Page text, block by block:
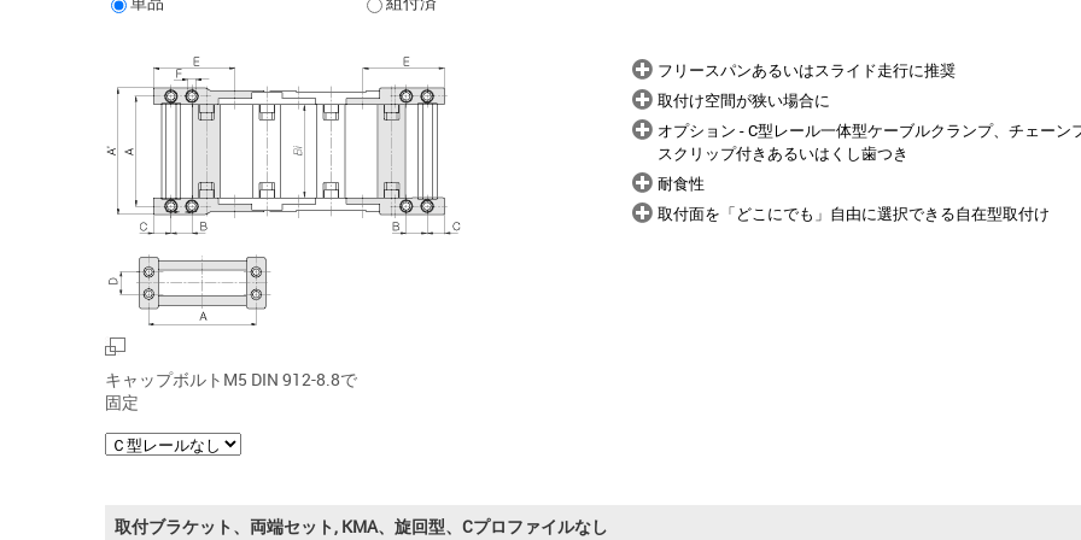
キャップボルトM5 DIN 912-8.8で
固定
フリースパンあるいはスライド走行に推奨
取付け空間が狭い場合に
オプション - C型レール一体型ケーブルクランプ、チェーン
スクリップ付きあるいはくし歯つき
耐食性
取付面を「どこにでも」自由に選択できる自在型取付け
取付ブラケット、両端セット, KMA、旋回型、Cプロファイルなし